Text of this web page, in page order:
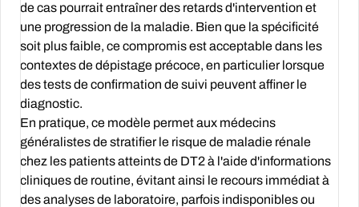
de cas pourrait entraîner des retards d'intervention et
une progression de la maladie. Bien que la spécificité
soit plus faible, ce compromis est acceptable dans les
contextes de dépistage précoce, en particulier lorsque
des tests de confirmation de suivi peuvent affiner le
diagnostic.
En pratique, ce modèle permet aux médecins
généralistes de stratifier le risque de maladie rénale
chez les patients atteints de DT2 à l'aide d'informations
cliniques de routine, évitant ainsi le recours immédiat à
des analyses de laboratoire, parfois indisponibles ou